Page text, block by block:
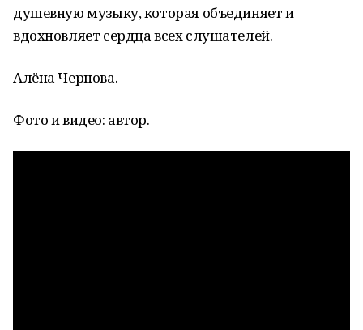
душевную музыку, которая объединяет и
вдохновляет сердца всех слушателей.
Алёна Чернова.
Фото и видео: автор.